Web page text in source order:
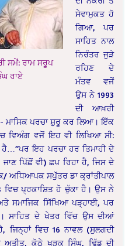
ਸਮੇਂ: ਰਾਮ ਸਰੂਪ
ਰਾਏ
ਸੇਵਾਮੁਕਤ ਹੋ
ਗਿਆ, ਪਰ
ਸਾਹਿਤ ਨਾਲ
ਨਿਰੰਤਰ ਜੁੜੇ
ਰਹਿਣ ਦੇ
ਮੰਤਵ ਵਜੋਂ
ਉਸ ਨੇ 1993
ਦੀ ਆਖ਼ਰੀ
ਮਾਸਿਕ ਪਰਚਾ ਸ਼ੁਰੂ ਕਰ ਲਿਆ। ਇੱਕ
ਵਿਅੰਗ ਵਜੋਂ ਇਹ ਵੀ ਲਿਖਿਆ ਸੀ:
ਇਹ ਪਰਚਾ ਹਰ ਤਿਮਾਹੀ ਦੇ
ਪਿੱਛੋਂ ਵੀ) ਛਪ ਰਿਹਾ ਹੈ, ਜਿਸ ਦੇ
ਅਧਿਆਪਕ ਸਪੁੱਤਰ ਡਾ ਕ੍ਰਾਂਤੀਪਾਲ
ਪ੍ਰਕਾਸ਼ਿਤ ਹੋ ਚੁੱਕਾ ਹੈ। ਉਸ ਨੇ
ਸਮਾਜਿਕ ਸਿੱਖਿਆ ਪੜ੍ਹਾਈ, ਪਰ
ਸਾਹਿਤ ਦੇ ਖੇਤਰ ਵਿੱਚ ਉਸ ਦੀਆਂ
ਜਿਨ੍ਹਾਂ ਵਿਚ 16 ਨਾਵਲ (ਸੁਲਗਦੀ
ਅਤੀਤ, ਕੋਠੇ ਖੜਕ ਸਿੰਘ, ਢਿੱਡ ਦੀ